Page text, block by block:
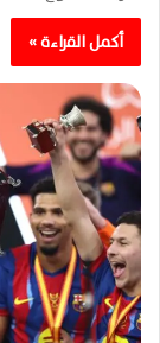
أكمل القراءة »